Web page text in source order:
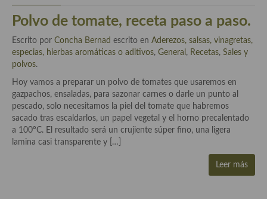
En El Candelero
Las opiniones de la «Cocinera»
Prensa
Recetas
Acompañamientos
Airfryer recetas
Aderezos, salsas, vinagretas, especias, hierbas aromáticas o
Polvo de tomate, receta paso a paso.
Escrito por Concha Bernad escrito en Aderezos, salsas, vinagretas,
especias, hierbas aromáticas o aditivos, General , Recetas, Sales y
polvos.
Hoy vamos a preparar un polvo de tomates que usaremos en
gazpachos, ensaladas, para sazonar carnes o darle un punto al
pescado, solo necesitamos la piel del tomate que habremos
sacado tras escaldarlos, un papel vegetal y el horno precalentado
a 100ºC. El resultado será un crujiente súper fino, una ligera
lamina casi transparente y […]
Leer más